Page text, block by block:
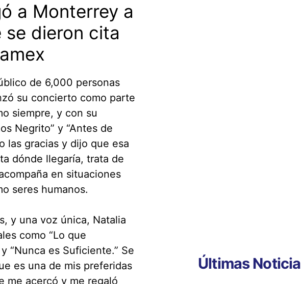
a Monterrey a
se dieron cita
de 6,000 personas
su concierto como parte
siempre, y con su
Negrito” y “Antes de
las gracias y dijo que esa
dónde llegaría, trata de
en situaciones
seres humanos.
y una voz única, Natalia
como “Lo que
“Nunca es Suficiente.” Se
es una de mis preferidas
me acercó y me regaló
Últimas